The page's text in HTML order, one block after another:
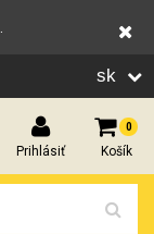
sk
Prihlásiť
0
Košík